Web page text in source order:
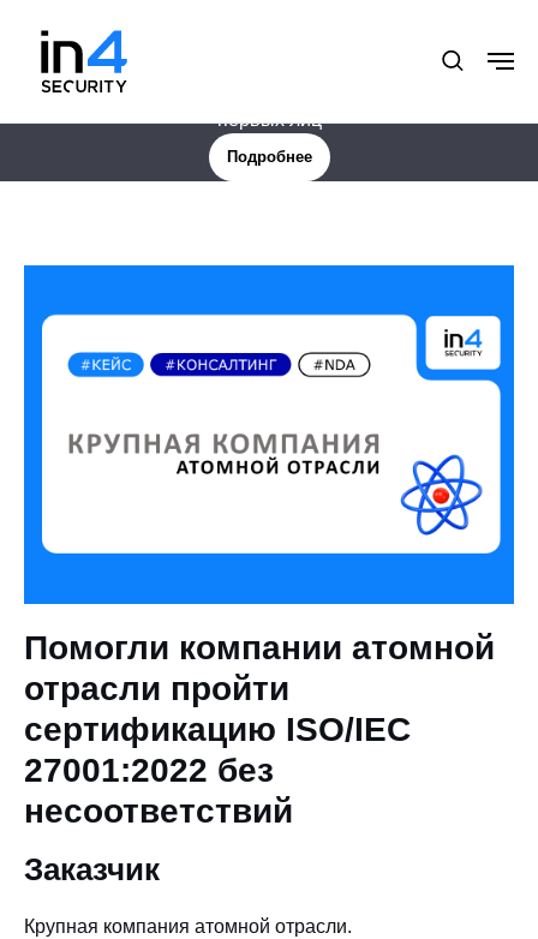
Новая услуга: Цифровая защита менеджмента и
первых лиц
Подробнее
Помогли компании атомной
отрасли пройти
сертификацию ISO/IEC
27001:2022 без
несоответствий
Заказчик
Крупная компания атомной отрасли.